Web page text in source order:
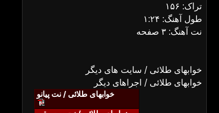
تراک: ۱۵۶
طول آهنگ: ۱:۲۴
نت آهنگ: ۳ صفحه
خوابهای طلائی / سایت های دیگر
خوابهای طلائی / اجراهای دیگر
خوابهای طلائی / نت پیانو